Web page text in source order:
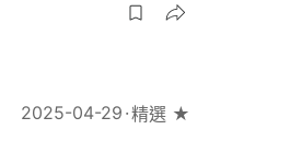
2025-04-29 精選 ★